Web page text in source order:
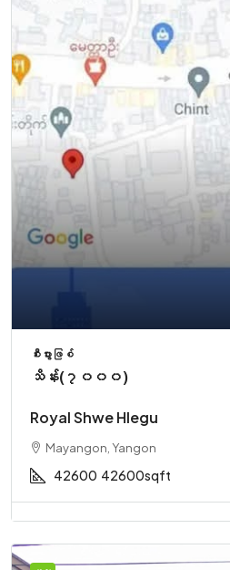
စီးပွားဖြစ်
သိန်း(၇၀၀၀)
Royal Shwe Hlegu
Mayangon, Yangon
42600 42600sqft